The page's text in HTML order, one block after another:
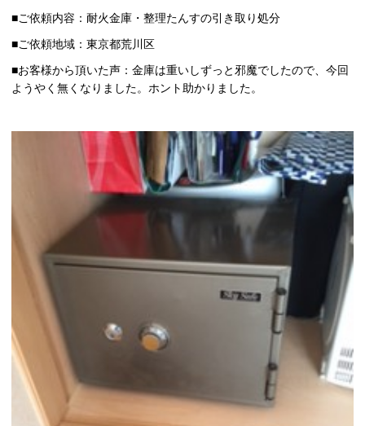
■ご依頼内容：耐火金庫・整理たんすの引き取り処分
■ご依頼地域：東京都荒川区
■お客様から頂いた声：金庫は重いしずっと邪魔でしたので、今回
ようやく無くなりました。ホント助かりました。